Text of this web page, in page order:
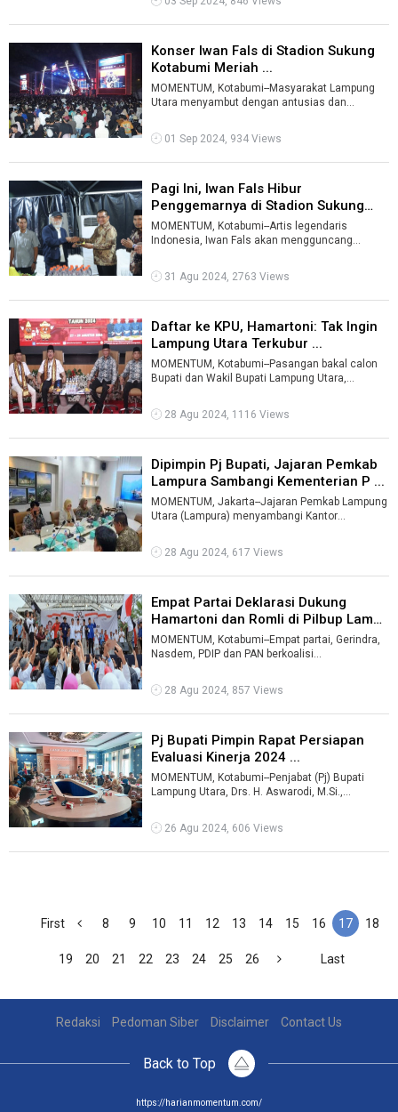
Konser Iwan Fals di Stadion Sukung
Kotabumi Meriah ...
MOMENTUM, Kotabumi--Masyarakat Lampung
Utara menyambut dengan antusias dan
01 Sep 2024, 934 Views
Pagi Ini, Iwan Fals Hibur
Penggemarnya di Stadion Sukung
Kotabumi ...
MOMENTUM, Kotabumi--Artis legendaris
Indonesia, Iwan Fals akan mengguncang
31 Agu 2024, 2763 Views
Daftar ke KPU, Hamartoni: Tak Ingin
Lampung Utara Terkubur ...
MOMENTUM, Kotabumi--Pasangan bakal calon
Bupati dan Wakil Bupati Lampung Utara,
...
28 Agu 2024, 1116 Views
Dipimpin Pj Bupati, Jajaran Pemkab
Lampura Sambangi Kementerian P ...
MOMENTUM, Jakarta--Jajaran Pemkab Lampung
Utara (Lampura) menyambangi Kantor
28 Agu 2024, 617 Views
Empat Partai Deklarasi Dukung
Hamartoni dan Romli di Pilbup Lampu
...
MOMENTUM, Kotabumi--Empat partai, Gerindra,
Nasdem, PDIP dan PAN berkoalisi
Hamart ...
28 Agu 2024, 857 Views
Pj Bupati Pimpin Rapat Persiapan
Evaluasi Kinerja 2024 ...
MOMENTUM, Kotabumi--Penjabat (Pj) Bupati
Lampung Utara, Drs. H. Aswarodi, M.Si.,
26 Agu 2024, 606 Views
First 8 9 10 11 12 13 14 15 16 17 18
19 20 21 22 23 24 25 26 Last
Redaksi Pedoman Siber Disclaimer Contact Us
Back to Top
https://harianmomentum.com/